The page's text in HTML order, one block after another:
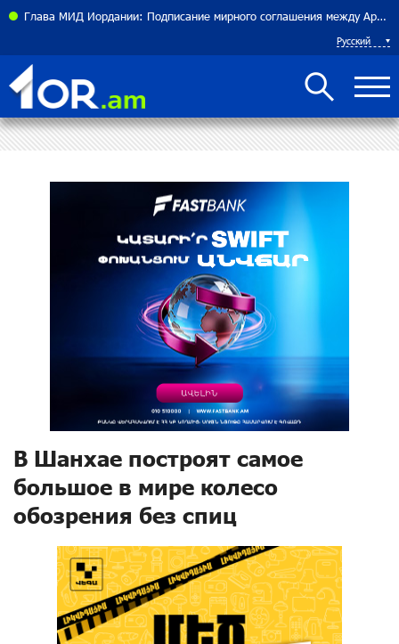
Глава МИД Иордании: Подписание мирного соглашения между Арменией и Азербайджаном близко
Русский
В Шанхае построят самое
большое в мире колесо
обозрения без спиц